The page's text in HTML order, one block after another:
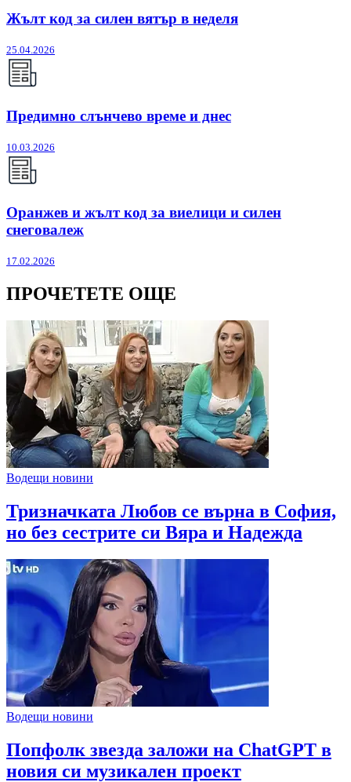
Жълт код за силен вятър в неделя
25.04.2026
Предимно слънчево време и днес
10.03.2026
Оранжев и жълт код за виелици и силен
снеговалеж
17.02.2026
ПРОЧЕТЕТЕ ОЩЕ
Водещи новини
Тризначката Любов се върна в София,
но без сестрите си Вяра и Надежда
Водещи новини
Попфолк звезда заложи на ChatGPT в
новия си музикален проект